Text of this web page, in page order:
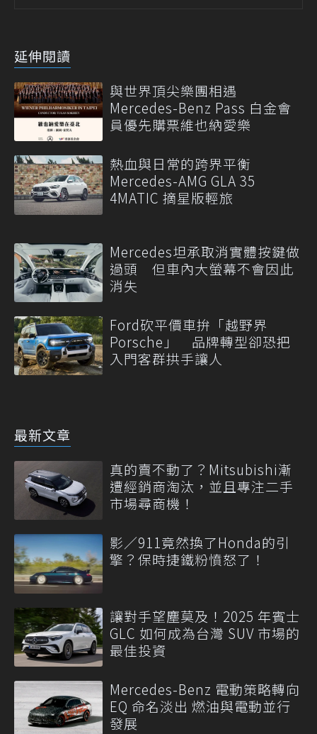
延伸閱讀
與世界頂尖樂團相遇
Mercedes-Benz Pass 白金會
員優先購票維也納愛樂
熱血與日常的跨界平衡
Mercedes-AMG GLA 35
4MATIC 摘星版輕旅
Mercedes坦承取消實體按鍵做
過頭 但車內大螢幕不會因此
消失
Ford砍平價車拚「越野界
Porsche」 品牌轉型卻恐把
入門客群拱手讓人
最新文章
真的賣不動了？Mitsubishi漸
遭經銷商淘汰，並且專注二手
市場尋商機！
影／911竟然換了Honda的引
擎？保時捷鐵粉憤怒了！
讓對手望塵莫及！2025 年賓士
GLC 如何成為台灣 SUV 市場的
最佳投資
Mercedes-Benz 電動策略轉向
EQ 命名淡出 燃油與電動並行
發展